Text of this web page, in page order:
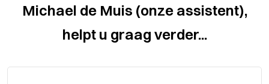
Michael de Muis (onze assistent),
helpt u graag verder...